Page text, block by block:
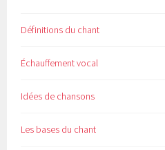
Définitions du chant
Échauffement vocal
Idées de chansons
Les bases du chant